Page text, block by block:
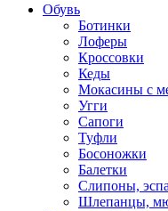
Обувь
Ботинки
Лоферы
Кроссовки
Кеды
Мокасины с
Угги
Сапоги
Туфли
Босоножки
Балетки
Слипоны,
Шлепанцы,